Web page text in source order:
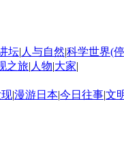
坛| 人与自然|科学世界(
之旅| 人物|大家|
|漫游日本|今日往事|文